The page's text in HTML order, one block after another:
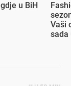
u BiH
Vaši
sada